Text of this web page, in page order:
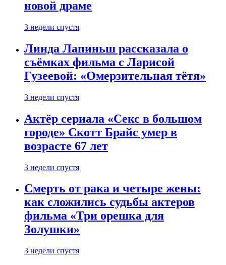
новой драме
3 недели спустя
Линда Лапиньш рассказала о
съёмках фильма с Ларисой
Гузеевой: «Омерзительная тётя»
3 недели спустя
Актёр сериала «Секс в большом
городе» Скотт Брайс умер в
возрасте 67 лет
3 недели спустя
Смерть от рака и четыре жены:
как сложились судьбы актеров
фильма «Три орешка для
Золушки»
3 недели спустя